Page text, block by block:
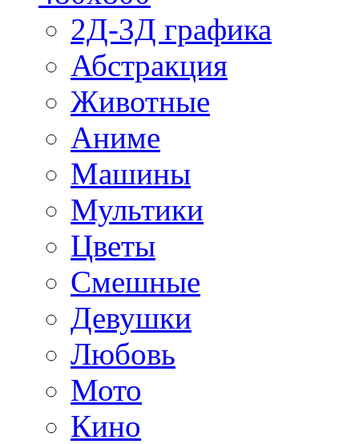
2Д-3Д графика
Абстракция
Животные
Аниме
Машины
Мультики
Цветы
Смешные
Девушки
Любовь
Мото
Кино